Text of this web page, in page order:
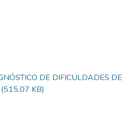
DE DIFICULDADES DE
(515.07 KB)